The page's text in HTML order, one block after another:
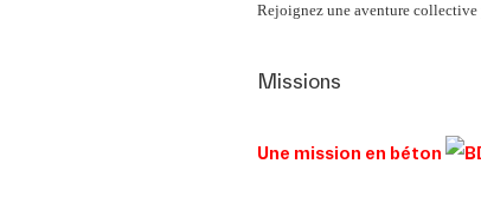
Rejoignez une aventure collective
Missions
Une mission en béton